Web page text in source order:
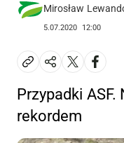
Mirosław
5.07.2020 12:00
Przypadki
rekordem